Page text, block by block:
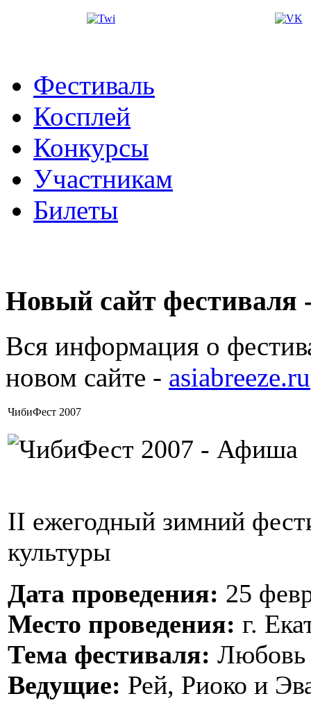
Фестиваль
Косплей
Конкурсы
Участникам
Билеты
Новый сайт фестиваля
Вся информация о
новом сайте - asiabreeze.ru
ЧибиФест 2007
II ежегодный зимний
культуры
Дата проведения: 25
Место проведения: г.
Тема фестиваля: Любовь
Ведущие: Рей, Риоко и